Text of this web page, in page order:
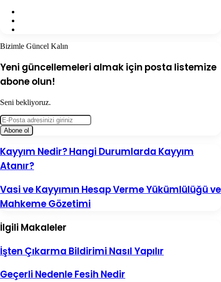
Bizimle Güncel Kalın
Yeni güncellemeleri almak için posta listemize
abone olun!
Seni bekliyoruz.
E-
Posta
adresinizi
Kayyım
Nedir?
Hangi
Kayyım
Atanır?
Kayyım Nedir? Hangi Durumlarda Kayyım
Atanır?
Vasi
ve
Kayyımın
Verme
Yükümlülüğü
Mahkeme
Gözetimi
Vasi ve Kayyımın Hesap Verme Yükümlülüğü ve
Mahkeme Gözetimi
İlgili Makaleler
İşten Çıkarma Bildirimi Nasıl Yapılır
Geçerli Nedenle Fesih Nedir